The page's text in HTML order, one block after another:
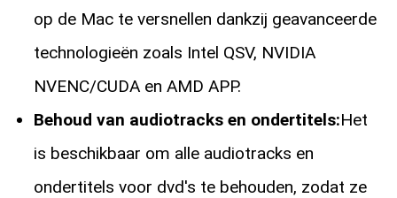
op de Mac te versnellen dankzij geavanceerde
technologieën zoals Intel QSV, NVIDIA
NVENC/CUDA en AMD APP.
Behoud van audiotracks en ondertitels:Het
is beschikbaar om alle audiotracks en
ondertitels voor dvd's te behouden, zodat ze